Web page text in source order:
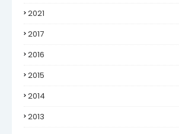
2021
2017
2016
2015
2014
2013